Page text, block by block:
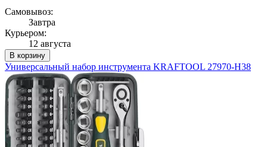
Самовывоз:
Завтра
Курьером:
12 августа
В корзину
Универсальный набор инструмента KRAFTOOL 27970-H38